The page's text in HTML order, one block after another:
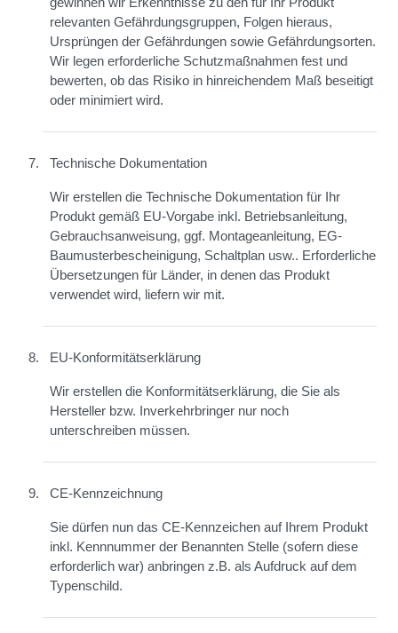
relevanten Gefährdungsgruppen, Folgen hieraus,
Ursprüngen der Gefährdungen sowie Gefährdungsorten.
Wir legen erforderliche Schutzmaßnahmen fest und
bewerten, ob das Risiko in hinreichendem Maß beseitigt
oder minimiert wird.
Technische Dokumentation
Wir erstellen die Technische Dokumentation für Ihr
Produkt gemäß EU-Vorgabe inkl. Betriebsanleitung,
Gebrauchsanweisung, ggf. Montageanleitung, EG-
Baumusterbescheinigung, Schaltplan usw.. Erforderliche
Übersetzungen für Länder, in denen das Produkt
verwendet wird, liefern wir mit.
EU-Konformitätserklärung
Wir erstellen die Konformitätserklärung, die Sie als
Hersteller bzw. Inverkehrbringer nur noch
unterschreiben müssen.
CE-Kennzeichnung
Sie dürfen nun das CE-Kennzeichen auf Ihrem Produkt
inkl. Kennnummer der Benannten Stelle (sofern diese
erforderlich war) anbringen z.B. als Aufdruck auf dem
Typenschild.